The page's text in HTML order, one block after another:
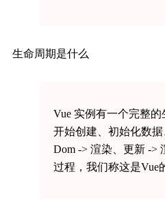
生命周期是什么
Vue 实例有一个完整
开始创建、初始化数
Dom -> 渲染、更新 ->
过程，我们称这是Vue